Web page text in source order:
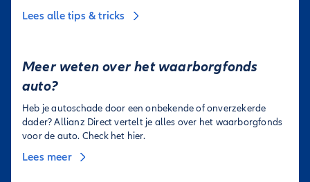
Lees alle tips & tricks
Meer weten over het waarborgfonds
auto?
Heb je autoschade door een onbekende of onverzekerde
dader? Allianz Direct vertelt je alles over het waarborgfonds
voor de auto. Check het hier.
Lees meer